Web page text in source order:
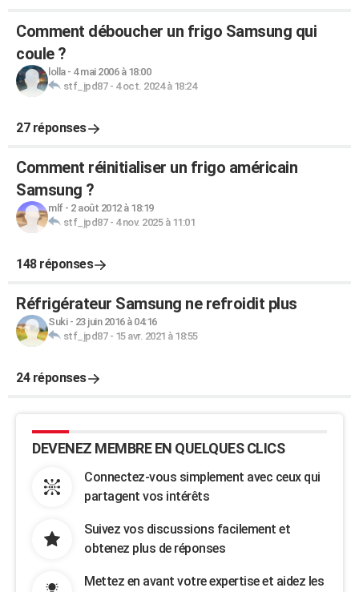
Comment déboucher un frigo Samsung qui
coule ?
lolla- 4 mai 2006 à 18:00
stf_jpd87- 4 oct. 2024 à 18:24
27 réponses
Comment réinitialiser un frigo américain
Samsung ?
mlf- 2 août 2012 à 18:19
stf_jpd87- 4 nov. 2025 à 11:01
148 réponses
Réfrigérateur Samsung ne refroidit plus
Suki- 23 juin 2016 à 04:16
stf_jpd87- 15 avr. 2021 à 18:55
24 réponses
DEVENEZ MEMBRE EN QUELQUES CLICS
Connectez-vous simplement avec ceux qui
partagent vos intérêts
Suivez vos discussions facilement et
obtenez plus de réponses
Mettez en avant votre expertise et aidez les